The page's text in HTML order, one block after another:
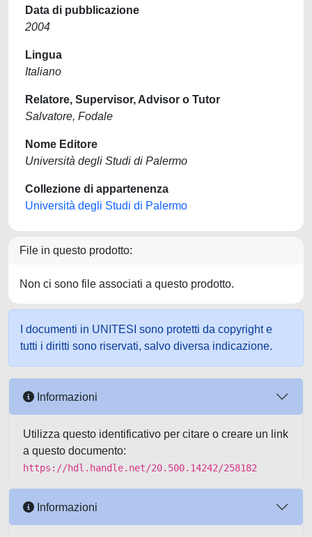
Data di pubblicazione
2004
Lingua
Italiano
Relatore, Supervisor, Advisor o Tutor
Salvatore, Fodale
Nome Editore
Università degli Studi di Palermo
Collezione di appartenenza
Università degli Studi di Palermo
File in questo prodotto:
Non ci sono file associati a questo prodotto.
I documenti in UNITESI sono protetti da copyright e
tutti i diritti sono riservati, salvo diversa indicazione.
Informazioni
Utilizza questo identificativo per citare o creare un link
a questo documento:
https://hdl.handle.net/20.500.14242/258182
Informazioni